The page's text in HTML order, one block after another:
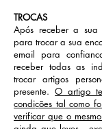
TROCAS
Após receber a
para trocar a sua
email para
receber todas as
trocar artigos
presente.O artigo
condições tal como
verificar que o